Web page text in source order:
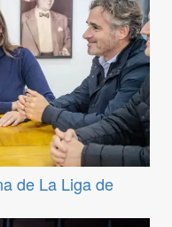
de La Liga de